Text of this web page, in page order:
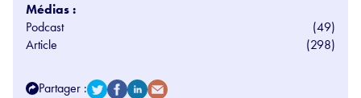
Médias :
Podcast
(49)
Article
(298)
Partager :